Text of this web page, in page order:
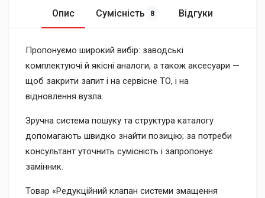
Опис Сумісність 8 Відгуки
Пропонуємо широкий вибір: заводські
комплектуючі й якісні аналоги, а також аксесуари —
щоб закрити запит і на сервісне ТО, і на
відновлення вузла.
Зручна система пошуку та структура каталогу
допомагають швидко знайти позицію; за потреби
консультант уточнить сумісність і запропонує
замінник.
Товар «Редукційний клапан системи змащення